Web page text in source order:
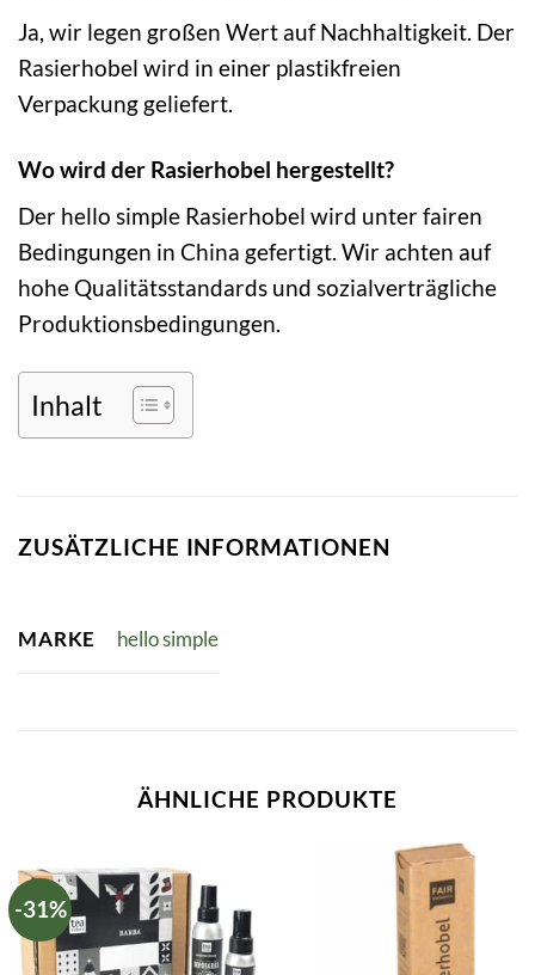
Ja, wir legen großen Wert auf Nachhaltigkeit. Der
Rasierhobel wird in einer plastikfreien
Verpackung geliefert.
Wo wird der Rasierhobel hergestellt?
Der hello simple Rasierhobel wird unter fairen
Bedingungen in China gefertigt. Wir achten auf
hohe Qualitätsstandards und sozialverträgliche
Produktionsbedingungen.
Inhalt
ZUSÄTZLICHE INFORMATIONEN
MARKE hello simple
ÄHNLICHE PRODUKTE
-31%